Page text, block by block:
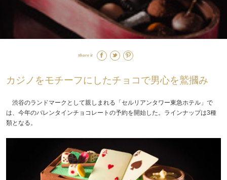
Share it
カジノをモチーフにしたチョコで男心を鷲摑み
渋谷のランドマークとして親しまれる「セルリアンタワー東急ホテル」で
は、今年のバレンタインチョコレートの予約を開始した。ラインナップは3種
類となる。